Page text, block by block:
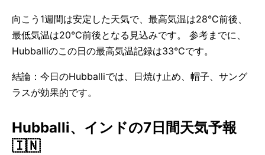
向こう1週間は安定した天気で、最高気温は28°C前後、
最低気温は20°C前後となる見込みです。 参考までに、
Hubballiのこの日の最高気温記録は33°Cです。
結論：今日のHubballiでは、日焼け止め、帽子、サング
ラスが効果的です。
Hubballi、インドの7日間天気予報
🇮🇳